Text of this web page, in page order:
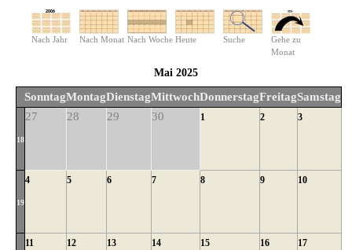
Nach Jahr Nach Monat Nach Woche Heute Suche
Gehe zu
Monat
Mai 2025
SonntagMontagDienstagMittwochDonnerstagFreitagSamstag
18
27 28 29 30 1 2 3
19
4 5 6 7 8 9 10
11 12 13 14 15 16 17